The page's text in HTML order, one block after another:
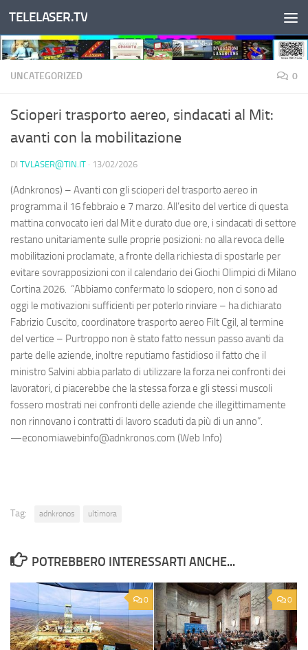
Salta al contenuto
TELELASER.TV
UNCATEGORIZED 0
Scioperi trasporto aereo, sindacati al Mit:
avanti con la mobilitazione
DI TVLASER@TIN.IT · 13/02/2026
(Adnkronos) – Avanti con gli scioperi del trasporto aereo in
programma il 16 febbraio e 7 marzo. All’esito del vertice di questa
mattina convocato ieri dal Mit e durato due ore, i sindacati di settore
restano unitariamente sulle proprie posizioni: no alla revoca delle
mobilitazioni proclamate, a fronte della richiesta di spostarle per
evitare sovrapposizioni con il calendario dei Giochi Olimpici di Milano
Cortina 2026. “Abbiamo confermato lo sciopero, non ci sono ad
oggi le motivazioni sufficienti per poterlo rinviare – ha dichiarato
Fabrizio Cuscito, coordinatore trasporto aereo Filt Cgil, al termine
del vertice – Purtroppo non è stato fatto nessun passo avanti da
parte delle aziende, inoltre reputiamo fastidioso il fatto che il
ministro Salvini abbia parlato di utilizzare la forza nei confronti dei
lavoratori, ci piacerebbe che la stessa forza e gli stessi muscoli
fossero mostrati nei confronti delle aziende che illegittimamente
non rinnovano i contratti di lavoro scaduti da più di un anno”.
—economiawebinfo@adnkronos.com (Web Info)
Tag: adnkronos ultimora
POTREBBERO INTERESSARTI ANCHE...
0 0